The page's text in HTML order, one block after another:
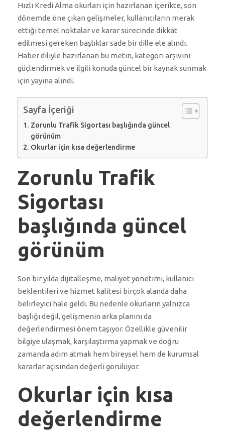
Hızlı Kredi Alma okurları için hazırlanan içerikte, son
dönemde öne çıkan gelişmeler, kullanıcıların merak
ettiği temel noktalar ve karar sürecinde dikkat
edilmesi gereken başlıklar sade bir dille ele alındı.
Haber diliyle hazırlanan bu metin, kategori arşivini
güçlendirmek ve ilgili konuda güncel bir kaynak sunmak
için yayına alındı.
Sayfa İçeriği
Zorunlu Trafik Sigortası başlığında güncel
görünüm
Okurlar için kısa değerlendirme
Zorunlu Trafik
Sigortası
başlığında güncel
görünüm
Son bir yılda dijitalleşme, maliyet yönetimi, kullanıcı
beklentileri ve hizmet kalitesi birçok alanda daha
belirleyici hale geldi. Bu nedenle okurların yalnızca
başlığı değil, gelişmenin arka planını da
değerlendirmesi önem taşıyor. Özellikle güvenilir
bilgiye ulaşmak, karşılaştırma yapmak ve doğru
zamanda adım atmak hem bireysel hem de kurumsal
kararlar açısından değerli görülüyor.
Okurlar için kısa
değerlendirme